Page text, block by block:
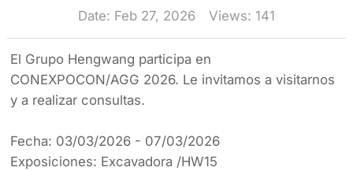
Date: Feb 27, 2026 Views: 141
El Grupo Hengwang participa en
CONEXPOCON/AGG 2026. Le invitamos a visitarnos
y a realizar consultas.
Fecha: 03/03/2026 - 07/03/2026
Exposiciones: Excavadora /HW15